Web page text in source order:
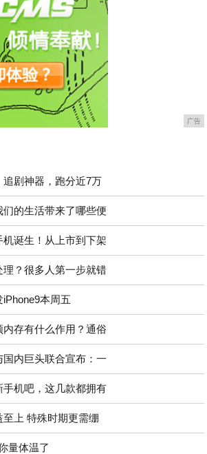
广告
追剧神器，跑分近7万
们的生活带来了哪些便
机诞生！从上市到下架
？很多人第一步就错
本周五
存有什么作用？通俗
内巨头联合宣布：一
手机吧，这几款都拥有
上 特殊时期更需绷
量体温了